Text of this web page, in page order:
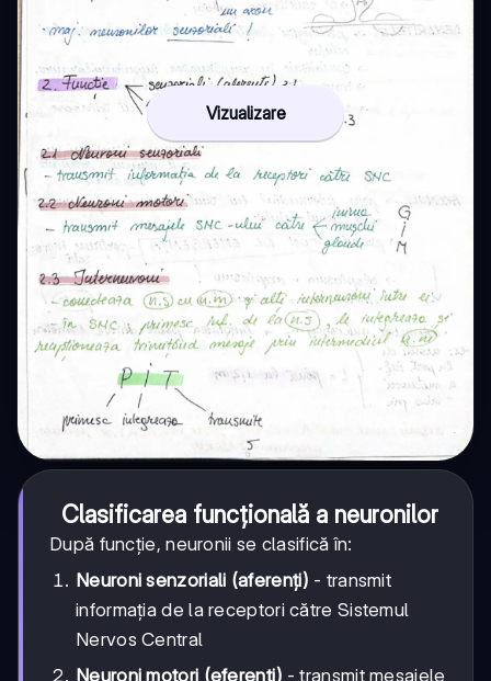
Vizualizare
Clasificarea funcțională a neuronilor
După funcție, neuronii se clasifică în:
Neuroni senzoriali (aferenți) - transmit
informația de la receptori către Sistemul
Nervos Central
Neuroni motori (eferenți) - transmit mesajele